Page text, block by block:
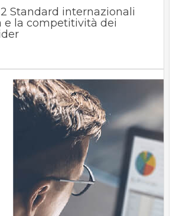
2 Standard internazionali
e la competitività dei